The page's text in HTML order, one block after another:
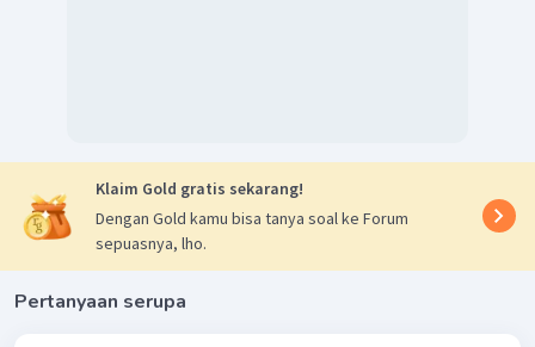
Klaim Gold gratis sekarang!
Dengan Gold kamu bisa tanya soal ke Forum
sepuasnya, lho.
Pertanyaan serupa